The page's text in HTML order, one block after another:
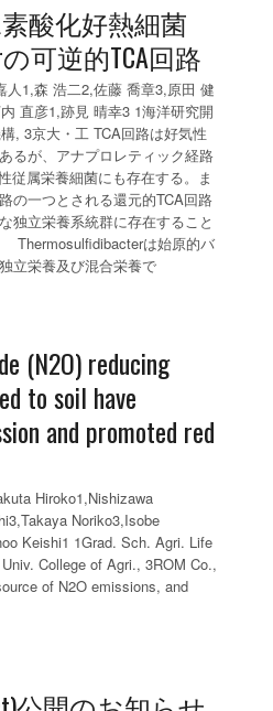
素酸化好熱細菌
の可逆的TCA回路
1,森 浩二2,佐藤 喬章3,原田 健
直彦1,跡見 晴幸3 1海洋研究開
, 3京大・工 TCA回路は好気性
るが、アナプロレティック経路
従属栄養細菌にも存在する。ま
の一つとされる還元的TCA回路
独立栄養系統群に存在すること
Thermosulfidibacterは始原的バ
立栄養及び混合栄養で
(N2O) reducing
to soil have
and promoted red
Hiroko1,Nishizawa
Noriko3,Isobe
Keishi1 1Grad. Sch. Agri. Life
College of Agri., 3ROM Co.,
of N2O emissions, and